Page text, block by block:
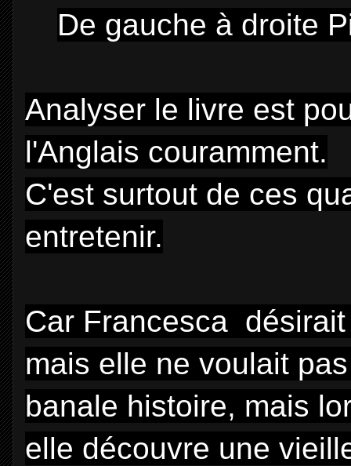
De gauche à droite
Analyser le livre est
l'Anglais couramment.
C'est surtout de ces
entretenir.
Car Francesca
mais elle ne voulait
banale histoire, mais
elle découvre une